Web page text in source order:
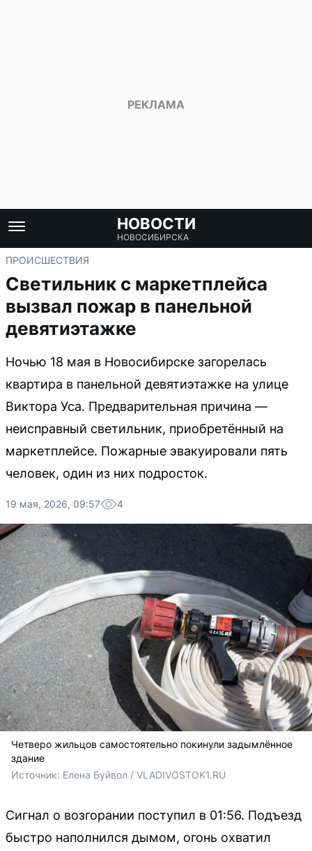
НОВОСТИ
НОВОСИБИРСКА
ПРОИСШЕСТВИЯ
Светильник с маркетплейса
вызвал пожар в панельной
девятиэтажке
Ночью 18 мая в Новосибирске загорелась
квартира в панельной девятиэтажке на улице
Виктора Уса. Предварительная причина —
неисправный светильник, приобретённый на
маркетплейсе. Пожарные эвакуировали пять
человек, один из них подросток.
19 мая, 2026, 09:57 4
Четверо жильцов самостоятельно покинули задымлённое
здание
Источник: Елена Буйвол / VLADIVOSTOK1.RU
Сигнал о возгорании поступил в 01:56. Подъезд
быстро наполнился дымом, огонь охватил